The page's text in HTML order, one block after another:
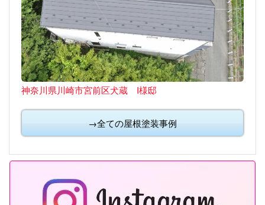
神奈川県川崎市宮前区犬蔵 I様邸
→全ての屋根塗装事例